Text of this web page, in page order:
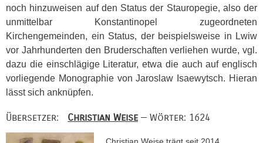
noch hinzuweisen auf den Status der Stauropegie, also der
unmittelbar Konstantinopel zugeordneten
Kirchengemeinden, ein Status, der beispielsweise in Lwiw
vor Jahrhunderten den Bruderschaften verliehen wurde, vgl.
dazu die einschlägige Literatur, etwa die auch auf englisch
vorliegende Monographie von Jaroslaw Isaewytsch. Hieran
lässt sich anknüpfen.
Übersetzer: Christian Weise — Wörter: 1624